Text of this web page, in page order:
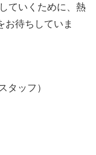
ていくために、熱
お待ちしていま
タッフ）